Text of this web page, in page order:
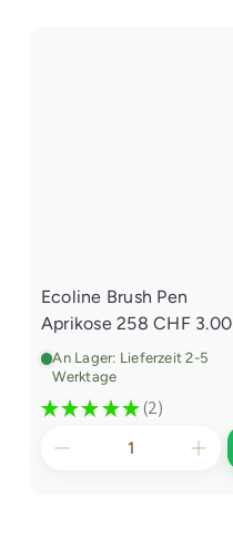
Ecoline Brush Pen
Aprikose 258CHF 3.00
An Lager: Lieferzeit 2-5
Werktage
★ ★ ★ ★ ★ 2
2